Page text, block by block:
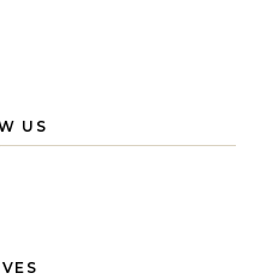
US